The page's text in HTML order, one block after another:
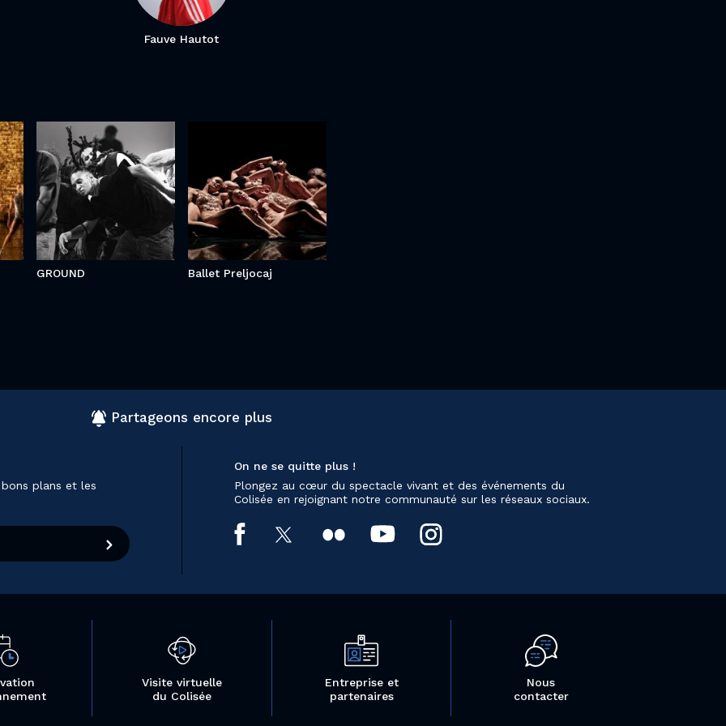
Fauve Hautot
GROUND
GROUND
Preljocaj
Ballet Preljocaj
Partageons encore plus
plans et les
On ne se quitte plus !
Plongez au cœur du spectacle vivant et des événements du
Colisée en rejoignant notre communauté sur les réseaux sociaux.
Visite virtuelle
du Colisée
Entreprise et
partenaires
Nous
contacter